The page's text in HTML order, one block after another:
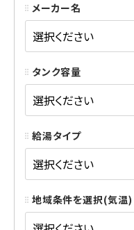
メーカー名
タンク容量
給湯タイプ
地域条件を選択(気温)